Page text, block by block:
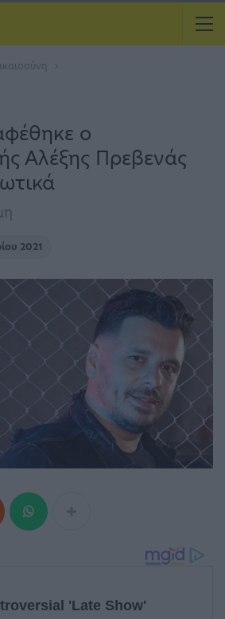
ο
Αλέξης Πρεβενάς
2021